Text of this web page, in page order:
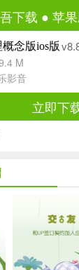
下载 ● 苹
念版ios版
M
影音
立即下